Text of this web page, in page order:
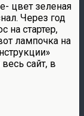
цвет зеленая
Через год
на стартер,
лампочка на
сайт, в